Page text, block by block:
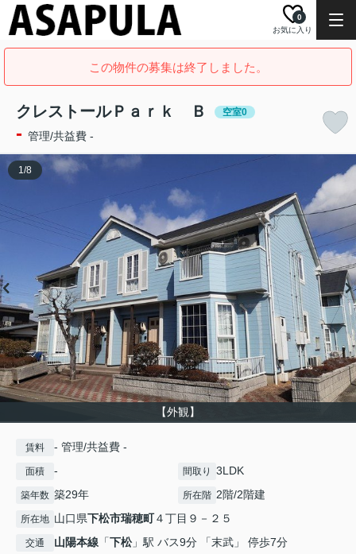
お気に入り
0
この物件の募集は終了しました。
クレストールＰａｒｋ Ｂ 空室0
- 管理/共益費 -
【外観】
1/8
賃料 - 管理/共益費 -
面積 - 間取り 3LDK
築年数 築29年 所在階 2階/2階建
所在地 山口県下松市瑞穂町４丁目９－２５
交通 山陽本線 「下松」駅 バス9分 「末武」 停歩7分